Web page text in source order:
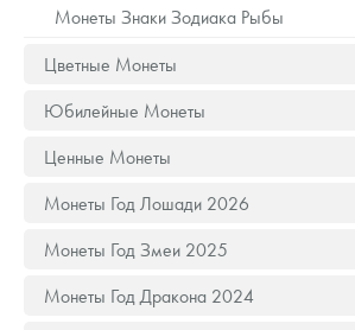
Книги по нумизматике
Монеты Знаки Зодиака Рыбы
Цветные Монеты
Юбилейные Монеты
Ценные Монеты
Монеты Год Лошади 2026
Монеты Год Змеи 2025
Монеты Год Дракона 2024